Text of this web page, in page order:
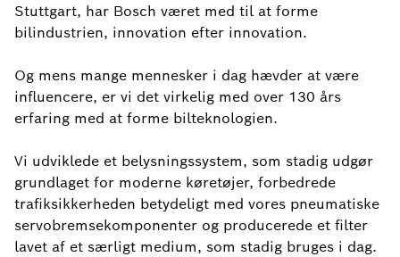
Stuttgart, har Bosch været med til at forme
bilindustrien, innovation efter innovation.
Og mens mange mennesker i dag hævder at være
influencere, er vi det virkelig med over 130 års
erfaring med at forme bilteknologien.
Vi udviklede et belysningssystem, som stadig udgør
grundlaget for moderne køretøjer, forbedrede
trafiksikkerheden betydeligt med vores pneumatiske
servobremsekomponenter og producerede et filter
lavet af et særligt medium, som stadig bruges i dag.